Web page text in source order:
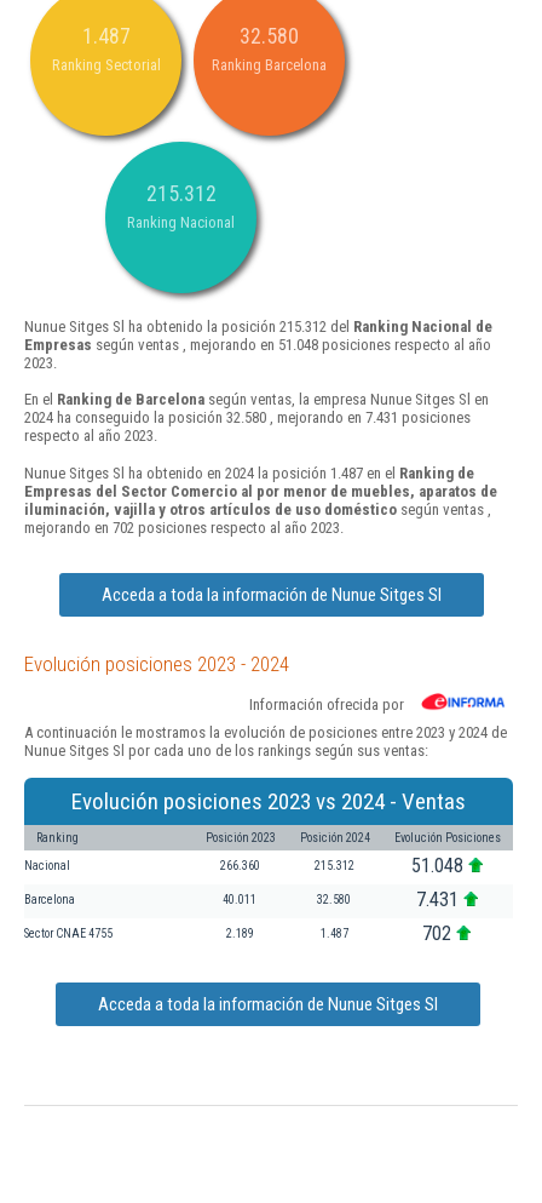
1.487
Ranking Sectorial
32.580
Ranking Barcelona
215.312
Ranking Nacional
Nunue Sitges Sl ha obtenido la posición 215.312 del Ranking Nacional de
Empresas según ventas , mejorando en 51.048 posiciones respecto al año
2023.
En el Ranking de Barcelona según ventas, la empresa Nunue Sitges Sl en
2024 ha conseguido la posición 32.580 , mejorando en 7.431 posiciones
respecto al año 2023.
Nunue Sitges Sl ha obtenido en 2024 la posición 1.487 en el Ranking de
Empresas del Sector Comercio al por menor de muebles, aparatos de
iluminación, vajilla y otros artículos de uso doméstico según ventas ,
mejorando en 702 posiciones respecto al año 2023.
Acceda a toda la información de Nunue Sitges Sl
Evolución posiciones 2023 - 2024
Información ofrecida por
A continuación le mostramos la evolución de posiciones entre 2023 y 2024 de
Nunue Sitges Sl por cada uno de los rankings según sus ventas:
Evolución posiciones 2023 vs 2024 - Ventas
Ranking Posición 2023 Posición 2024 Evolución Posiciones
Nacional 266.360 215.312 51.048
Barcelona 40.011 32.580 7.431
Sector CNAE 4755 2.189 1.487 702
Acceda a toda la información de Nunue Sitges Sl